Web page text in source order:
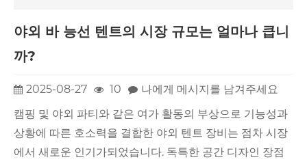
야외 바 능선 텐트의 시장 규모는 얼마나 큽니
까?
2025-08-27 10
나에게 메시지를 남겨주세요
캠핑 및 야외 파티와 같은 여가 활동의 부상으로 기능성과
상황에 따른 호소력을 결합한 야외 텐트 장비는 점차 시장
에서 새로운 인기가되었습니다. 독특한 공간 디자인 장점